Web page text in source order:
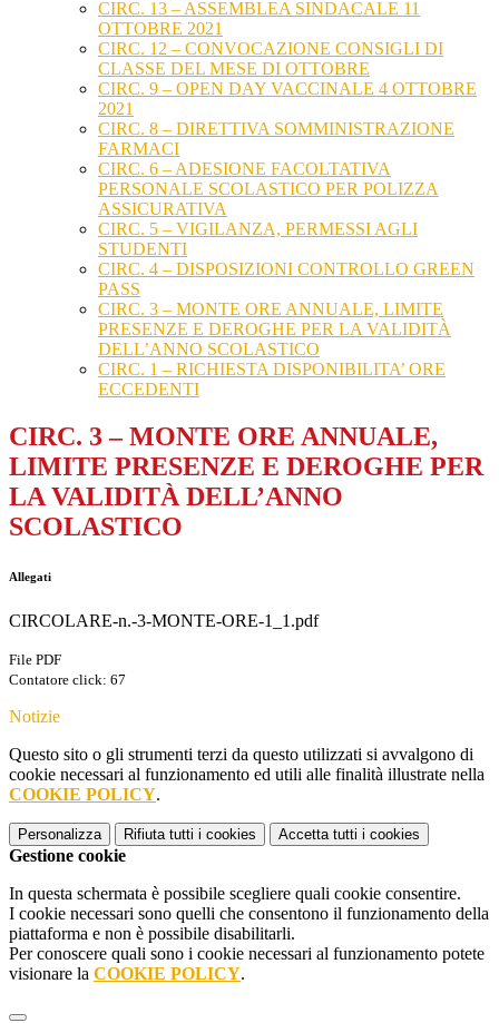
CIRC. 13 – ASSEMBLEA SINDACALE 11
OTTOBRE 2021
CIRC. 12 – CONVOCAZIONE CONSIGLI DI
CLASSE DEL MESE DI OTTOBRE
CIRC. 9 – OPEN DAY VACCINALE 4 OTTOBRE
2021
CIRC. 8 – DIRETTIVA SOMMINISTRAZIONE
FARMACI
CIRC. 6 – ADESIONE FACOLTATIVA
PERSONALE SCOLASTICO PER POLIZZA
ASSICURATIVA
CIRC. 5 – VIGILANZA, PERMESSI AGLI
STUDENTI
CIRC. 4 – DISPOSIZIONI CONTROLLO GREEN
PASS
CIRC. 3 – MONTE ORE ANNUALE, LIMITE
PRESENZE E DEROGHE PER LA VALIDITÀ
DELL’ANNO SCOLASTICO
CIRC. 1 – RICHIESTA DISPONIBILITA’ ORE
ECCEDENTI
CIRC. 3 – MONTE ORE ANNUALE,
LIMITE PRESENZE E DEROGHE PER
LA VALIDITÀ DELL’ANNO
SCOLASTICO
Allegati
CIRCOLARE-n.-3-MONTE-ORE-1_1.pdf
File PDF
Contatore click: 67
Notizie
Questo sito o gli strumenti terzi da questo utilizzati si avvalgono di
cookie necessari al funzionamento ed utili alle finalità illustrate nella
COOKIE POLICY.
Personalizza Rifiuta tutti i cookies Accetta tutti i cookies
Gestione cookie
In questa schermata è possibile scegliere quali cookie consentire.
I cookie necessari sono quelli che consentono il funzionamento della
piattaforma e non è possibile disabilitarli.
Per conoscere quali sono i cookie necessari al funzionamento potete
visionare la COOKIE POLICY.